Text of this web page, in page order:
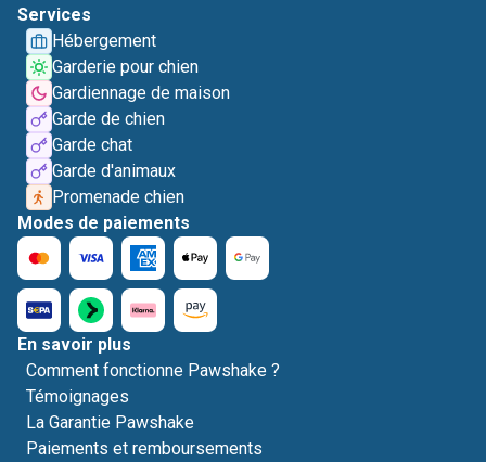
Services
Hébergement
Garderie pour chien
Gardiennage de maison
Garde de chien
Garde chat
Garde d'animaux
Promenade chien
Modes de paiements
En savoir plus
Comment fonctionne Pawshake ?
Témoignages
La Garantie Pawshake
Paiements et remboursements